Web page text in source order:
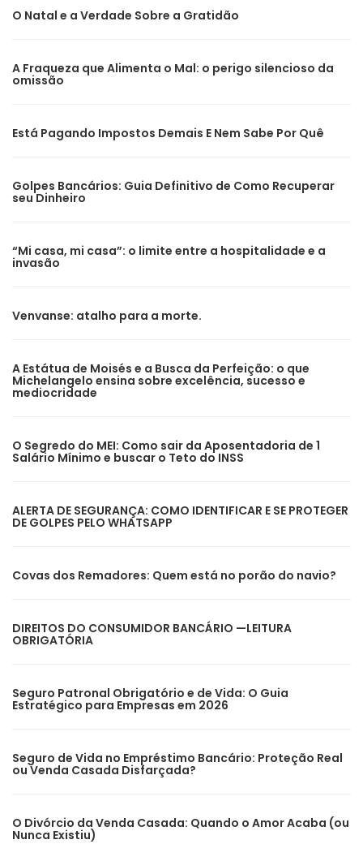
O Natal e a Verdade Sobre a Gratidão
A Fraqueza que Alimenta o Mal: o perigo silencioso da
omissão
Está Pagando Impostos Demais E Nem Sabe Por Quê
Golpes Bancários: Guia Definitivo de Como Recuperar
seu Dinheiro
“Mi casa, mi casa”: o limite entre a hospitalidade e a
invasão
Venvanse: atalho para a morte.
A Estátua de Moisés e a Busca da Perfeição: o que
Michelangelo ensina sobre excelência, sucesso e
mediocridade
O Segredo do MEI: Como sair da Aposentadoria de 1
Salário Mínimo e buscar o Teto do INSS
ALERTA DE SEGURANÇA: COMO IDENTIFICAR E SE PROTEGER
DE GOLPES PELO WHATSAPP
Covas dos Remadores: Quem está no porão do navio?
DIREITOS DO CONSUMIDOR BANCÁRIO —LEITURA
OBRIGATÓRIA
Seguro Patronal Obrigatório e de Vida: O Guia
Estratégico para Empresas em 2026
Seguro de Vida no Empréstimo Bancário: Proteção Real
ou Venda Casada Disfarçada?
O Divórcio da Venda Casada: Quando o Amor Acaba (ou
Nunca Existiu)